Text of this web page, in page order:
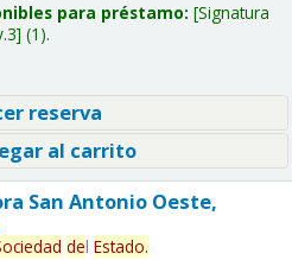
para préstamo: Signatura
(1).
reserva
al carrito
San Antonio Oeste,
del Estado.